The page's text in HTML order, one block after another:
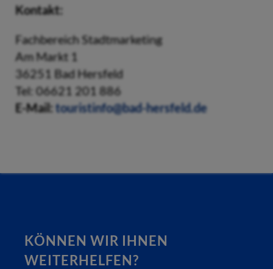
Kontakt:
Fachbereich Stadtmarketing
Am Markt 1
36251 Bad Hersfeld
Tel: 06621 201 886
E-Mail: touristinfo@bad-hersfeld.de
KÖNNEN WIR IHNEN
WEITERHELFEN?